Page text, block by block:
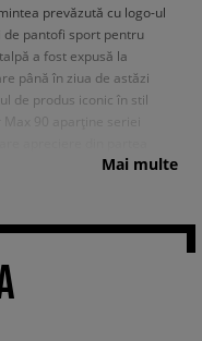
prevăzută cu logo-ul
pantofi sport pentru
a fost expusă la
până în ziua de astăzi
de produs iconic în stil
90 aparține seriei
pun pe primul loc lejeritatea
–
Air Max 90
lumii în anul 1990. Erau
Mai multe